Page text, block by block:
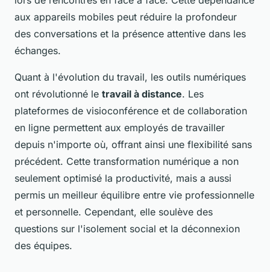
aux appareils mobiles peut réduire la profondeur
des conversations et la présence attentive dans les
échanges.
Quant à l'évolution du travail, les outils numériques
ont révolutionné le travail à distance. Les
plateformes de visioconférence et de collaboration
en ligne permettent aux employés de travailler
depuis n'importe où, offrant ainsi une flexibilité sans
précédent. Cette transformation numérique a non
seulement optimisé la productivité, mais a aussi
permis un meilleur équilibre entre vie professionnelle
et personnelle. Cependant, elle soulève des
questions sur l'isolement social et la déconnexion
des équipes.